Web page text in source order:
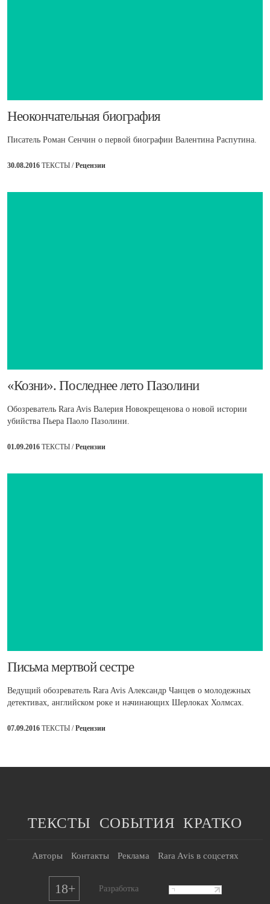
​Неокончательная биография
Писатель Роман Сенчин о первой биографии Валентина Распутина.
30.08.2016 ТЕКСТЫ /Рецензии
​«Козни». Последнее лето Пазолини
Обозреватель Rara Avis Валерия Новокрещенова о новой истории
убийства Пьера Паоло Пазолини.
01.09.2016 ТЕКСТЫ /Рецензии
​Письма мертвой сестре
Ведущий обозреватель Rara Avis Александр Чанцев о молодежных
детективах, английском роке и начинающих Шерлоках Холмсах.
07.09.2016 ТЕКСТЫ /Рецензии
ТЕКСТЫ СОБЫТИЯ КРАТКО
Авторы Контакты Реклама Rara Avis в соцсетях
18+ Разработка